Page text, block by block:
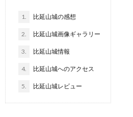
1. 比延山城の感想
2. 比延山城画像ギャラリー
3. 比延山城情報
4. 比延山城へのアクセス
5. 比延山城レビュー